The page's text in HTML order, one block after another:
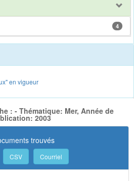
4
en vigueur
: - Thématique: Mer, Année de
2003
trouvés
CSV Courriel